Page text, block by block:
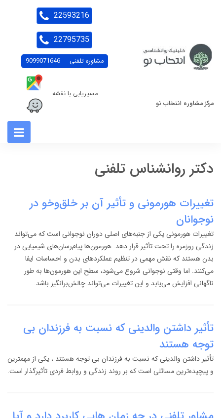
مرکز مشاوره انتخاب نو
مشاوره تلفنی 9099071646
مسیریابی با نقشه
22593216
22795735
دکتر روانشناس تلفنی
تغییرات هورمونی و تأثیر آن بر خلق‌وخو در
نوجوانان
تغییرات هورمونی یکی از جنبه‌های اصلی دوران نوجوانی است که می‌تواند
زندگی روزمره را تحت تأثیر قرار دهد. هورمون‌ها پیام‌رسان‌های شیمیایی در
بدن هستند که نقش مهمی در تنظیم عملکردهای بدن و احساسات ایفا
می‌کنند. اما وقتی نوجوانی شروع می‌شود، سطح این هورمون‌ها به طور
ناگهانی افزایش می‌یابد و این تغییرات می‌تواند چالش‌برانگیز باشد.
تأثیر داشتن والدینی که نسبت به فرزندان بی
توجه هستند
تأثیر داشتن والدینی که نسبت به فرزندان بی توجه هستند ، یکی از مهمترین
و پیچیده‌ترین مسائلی است که بر روند زندگی و روابط فردی تأثیرگذار است.